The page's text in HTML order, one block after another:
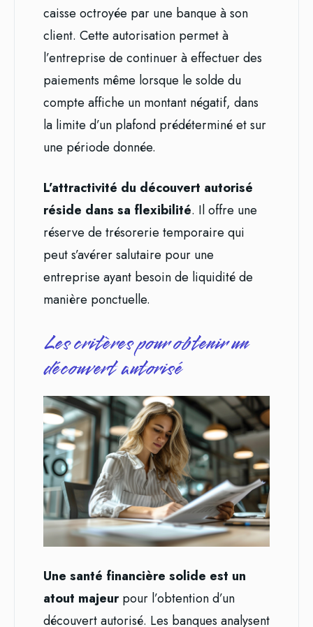
caisse octroyée par une banque à son
client. Cette autorisation permet à
l’entreprise de continuer à effectuer des
paiements même lorsque le solde du
compte affiche un montant négatif, dans
la limite d’un plafond prédéterminé et sur
une période donnée.
L’attractivité du découvert autorisé
réside dans sa flexibilité. Il offre une
réserve de trésorerie temporaire qui
peut s’avérer salutaire pour une
entreprise ayant besoin de liquidité de
manière ponctuelle.
Les critères pour obtenir un
découvert autorisé
Une santé financière solide est un
atout majeurpour l’obtention d’un
découvert autorisé. Les banques analysent